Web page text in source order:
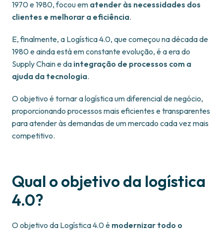
1970 e 1980, focou em atender às necessidades dos
clientes e melhorar a eficiência.
E, finalmente, a Logística 4.0, que começou na década de
1980 e ainda está em constante evolução, é a era do
Supply Chain e da integração de processos com a
ajuda da tecnologia.
O objetivo é tornar a logística um diferencial de negócio,
proporcionando processos mais eficientes e transparentes
para atender às demandas de um mercado cada vez mais
competitivo.
Qual o objetivo da logística
4.0?
O objetivo da Logística 4.0 é modernizar todo o